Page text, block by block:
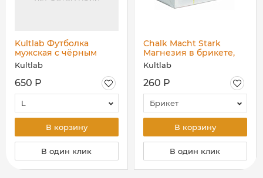
Kultlab Футболка
мужская с чёрным
контурным логотипом
на боку, серая
Kultlab
650 Р
L
В корзину
В один клик
Chalk Macht Stark
Магнезия в брикете,
56 гр
Kultlab
260 Р
Брикет
В корзину
В один клик